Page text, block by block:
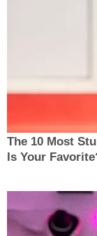
The 10 Most
Is Your